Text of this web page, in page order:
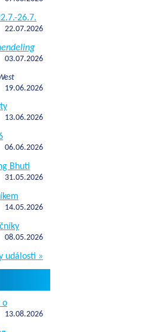
26.7.
22.07.2026
03.07.2026
19.06.2026
13.06.2026
06.06.2026
Bhuti
31.05.2026
14.05.2026
08.05.2026
události »
o
13.08.2026